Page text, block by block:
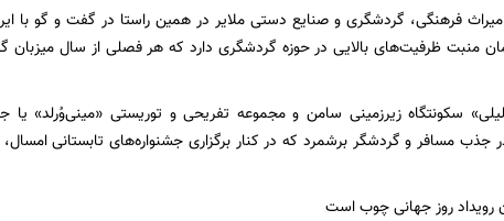
منبت ظرفیت‌های بالایی در حوزه گردشگری دارد که هر فصلی از سال میزبان
جذب مسافر و گردشگر برشمرد که در کنار برگزاری جشنواره‌های تابستانی امسال،
رویداد روز جهانی چوب است